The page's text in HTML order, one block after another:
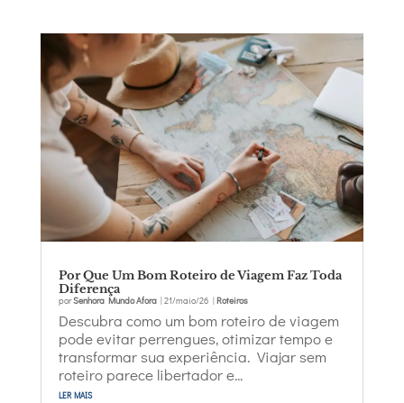
Por Que Um Bom Roteiro de Viagem Faz Toda
Diferença
porSenhora Mundo Afora| 21/maio/26 Roteiros
Descubra como um bom roteiro de viagem
pode evitar perrengues, otimizar tempo e
transformar sua experiência. Viajar sem
roteiro parece libertador e...
ler mais